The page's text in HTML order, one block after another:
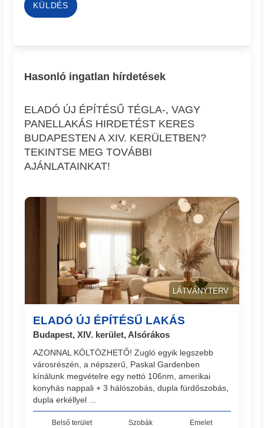
KÜLDÉS
Hasonló ingatlan hírdetések
ELADÓ ÚJ ÉPÍTÉSŰ TÉGLA-, VAGY
PANELLAKÁS HIRDETÉST KERES
BUDAPESTEN A XIV. KERÜLETBEN?
TEKINTSE MEG TOVÁBBI
AJÁNLATAINKAT!
LÁTVÁNYTERV
ELADÓ ÚJ ÉPÍTÉSŰ LAKÁS
Budapest, XIV. kerület, Alsórákos
AZONNAL KÖLTÖZHETŐ! Zugló egyik legszebb
városrészén, a népszerű, Paskal Gardenben
kínálunk megvételre egy nettó 106nm, amerikai
konyhás nappali + 3 hálószobás, dupla fürdőszobás,
dupla erkéllyel ...
Belső terület Szobák Emelet